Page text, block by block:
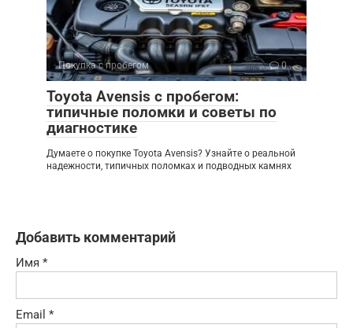
Покупка с пробегом 0
Toyota Avensis с пробегом:
типичные поломки и советы по
диагностике
Думаете о покупке Toyota Avensis? Узнайте о реальной
надежности, типичных поломках и подводных камнях
Добавить комментарий
Имя *
Email *